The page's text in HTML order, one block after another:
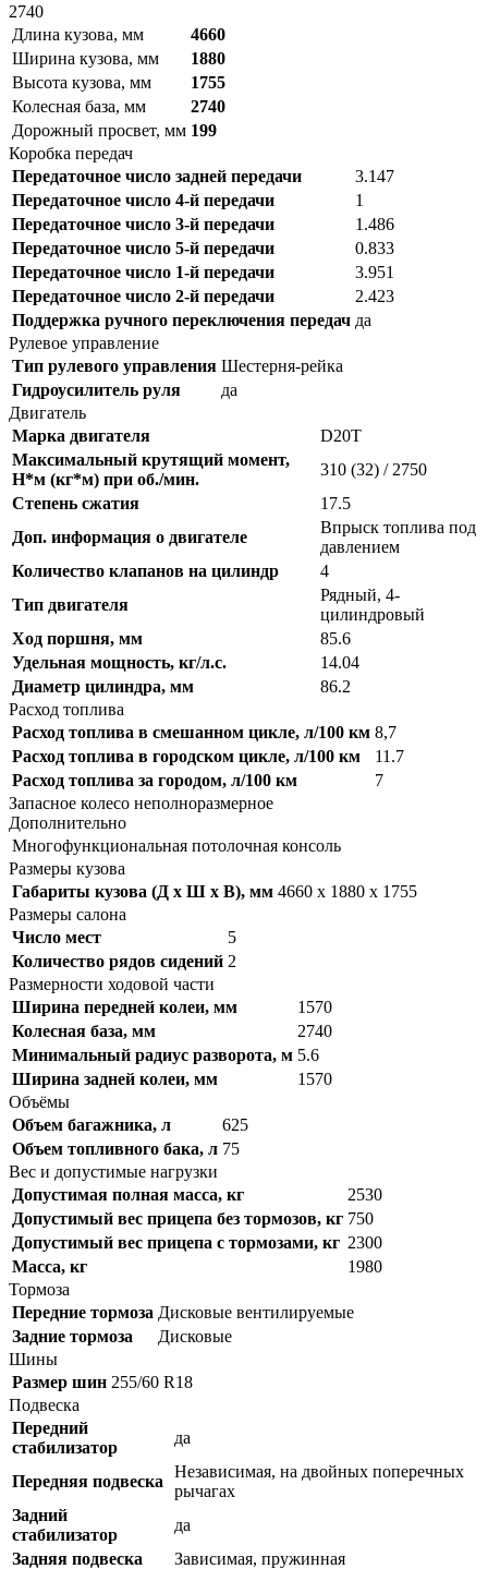
2740
Длина кузова, мм
4660
Ширина кузова, мм
1880
Высота кузова, мм
1755
Колесная база, мм
2740
Дорожный просвет, мм 199
Коробка передач
Передаточное число задней передачи
3.147
Передаточное число 4-й передачи
1
Передаточное число 3-й передачи
1.486
Передаточное число 5-й передачи
0.833
Передаточное число 1-й передачи
3.951
Передаточное число 2-й передачи
2.423
Поддержка ручного переключения передач да
Рулевое управление
Тип рулевого управления Шестерня-рейка
Гидроусилитель руля
да
Двигатель
Марка двигателя
D20T
Максимальный крутящий момент,
Н*м (кг*м) при об./мин.
310 (32) / 2750
Степень сжатия
17.5
Доп. информация о двигателе
Впрыск топлива под
давлением
Количество клапанов на цилиндр
4
Тип двигателя
Рядный, 4-
цилиндровый
Ход поршня, мм
85.6
Удельная мощность, кг/л.с.
14.04
Диаметр цилиндра, мм
86.2
Расход топлива
Расход топлива в смешанном цикле, л/100 км 8,7
Расход топлива в городском цикле, л/100 км
11.7
Расход топлива за городом, л/100 км
7
Запасное колесо неполноразмерное
Дополнительно
Многофункциональная потолочная консоль
Размеры кузова
Габариты кузова (Д x Ш x В), мм 4660 x 1880 x 1755
Размеры салона
Число мест
5
Количество рядов сидений 2
Размерности ходовой части
Ширина передней колеи, мм
1570
Колесная база, мм
2740
Минимальный радиус разворота, м 5.6
Ширина задней колеи, мм
1570
Объёмы
Объем багажника, л
625
Объем топливного бака, л 75
Вес и допустимые нагрузки
Допустимая полная масса, кг
2530
Допустимый вес прицепа без тормозов, кг 750
Допустимый вес прицепа с тормозами, кг 2300
Масса, кг
1980
Тормоза
Передние тормоза Дисковые вентилируемые
Задние тормоза
Дисковые
Шины
Размер шин 255/60 R18
Подвеска
Передний
стабилизатор
да
Передняя подвеска
Независимая, на двойных поперечных
рычагах
Задний
стабилизатор
да
Задняя подвеска
Зависимая, пружинная